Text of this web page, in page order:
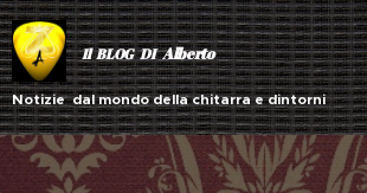
Il BLOG DIAlberto
Notizie dal mondo della chitarra e dintorni